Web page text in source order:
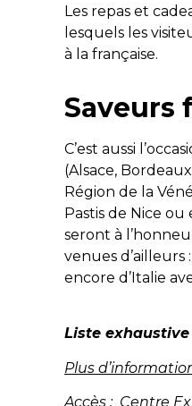
Les repas et
lesquels les
à la française.
Saveurs
C’est aussi
(Alsace,
Région de la
Pastis de Nice
seront à
venues d’ailleurs
encore d’Italie
Liste
Plus
Accès : Centre